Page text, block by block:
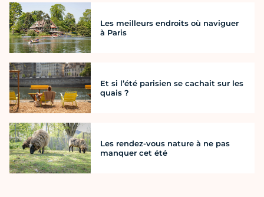
Les meilleurs endroits où naviguer
à Paris
Et si l’été parisien se cachait sur les
quais ?
Les rendez-vous nature à ne pas
manquer cet été